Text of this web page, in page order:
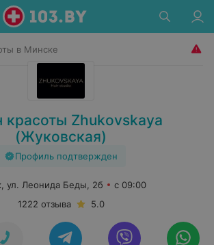
в Минске
красоты Zhukovskaya
(Жуковская)
Профиль подтвержден
ул. Леонида Беды, 2б
с 09:00
1222 отзыва
5.0